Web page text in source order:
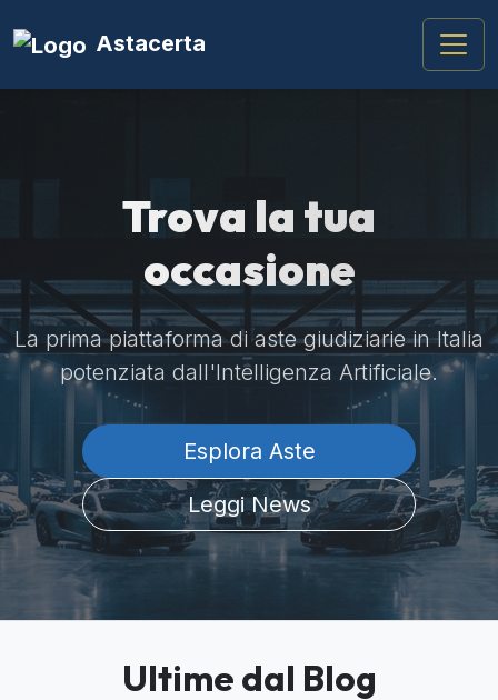
Astacerta
Trova la tua
occasione
La prima piattaforma di aste giudiziarie in Italia
potenziata dall'Intelligenza Artificiale.
Esplora Aste
Leggi News
Ultime dal Blog